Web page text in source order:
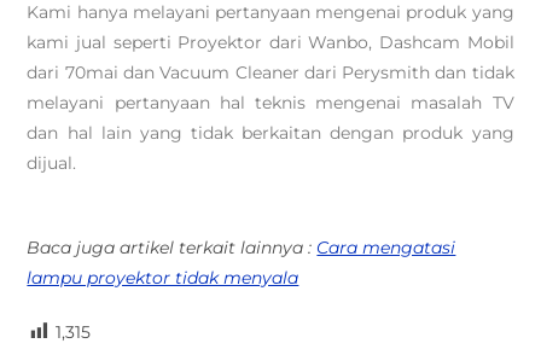
Kami hanya melayani pertanyaan mengenai produk yang
kami jual seperti Proyektor dari Wanbo, Dashcam Mobil
dari 70mai dan Vacuum Cleaner dari Perysmith dan tidak
melayani pertanyaan hal teknis mengenai masalah TV
dan hal lain yang tidak berkaitan dengan produk yang
dijual.
Baca juga artikel terkait lainnya : Cara mengatasi
lampu proyektor tidak menyala
1,315